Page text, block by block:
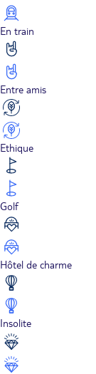
En train
Entre amis
Ethique
Golf
Hôtel de charme
Insolite